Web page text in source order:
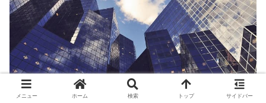
メニュー ホーム 検索 トップ サイドバー